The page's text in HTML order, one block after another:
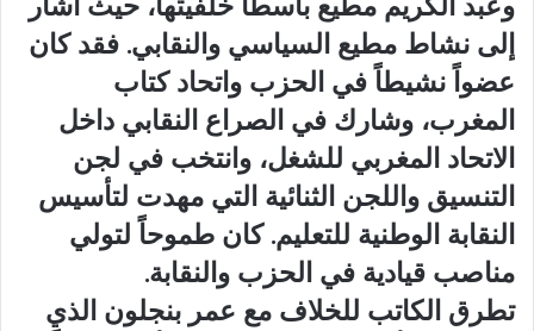
إلى نشاط مطيع السياسي والنقابي. فقد كان
عضواً نشيطاً في الحزب واتحاد كتاب
المغرب، وشارك في الصراع النقابي داخل
الاتحاد المغربي للشغل، وانتخب في لجن
التنسيق واللجن الثنائية التي مهدت لتأسيس
النقابة الوطنية للتعليم. كان طموحاً لتولي
مناصب قيادية في الحزب والنقابة.
تطرق الكاتب للخلاف مع عمر بنجلون الذي